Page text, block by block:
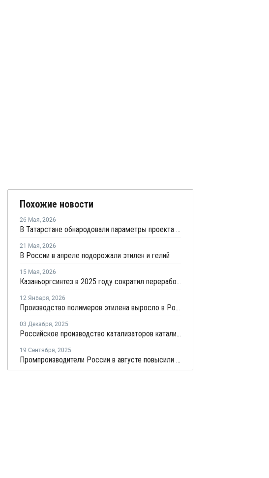
Похожие новости
26 Мая, 2026
В Татарстане обнародовали параметры проекта промпарка "Этилен-600"
21 Мая, 2026
В России в апреле подорожали этилен и гелий
15 Мая, 2026
Казаньоргсинтез в 2025 году сократил переработку этана на 5%, сжиженного газа – на 24%
12 Января, 2026
Производство полимеров этилена выросло в России в ноябре
03 Декабря, 2025
Российское производство катализаторов каталитического крекинга достигло 12 тыс. тонн в год
19 Сентября, 2025
Промпроизводители России в августе повысили цены на товары на 1,1%